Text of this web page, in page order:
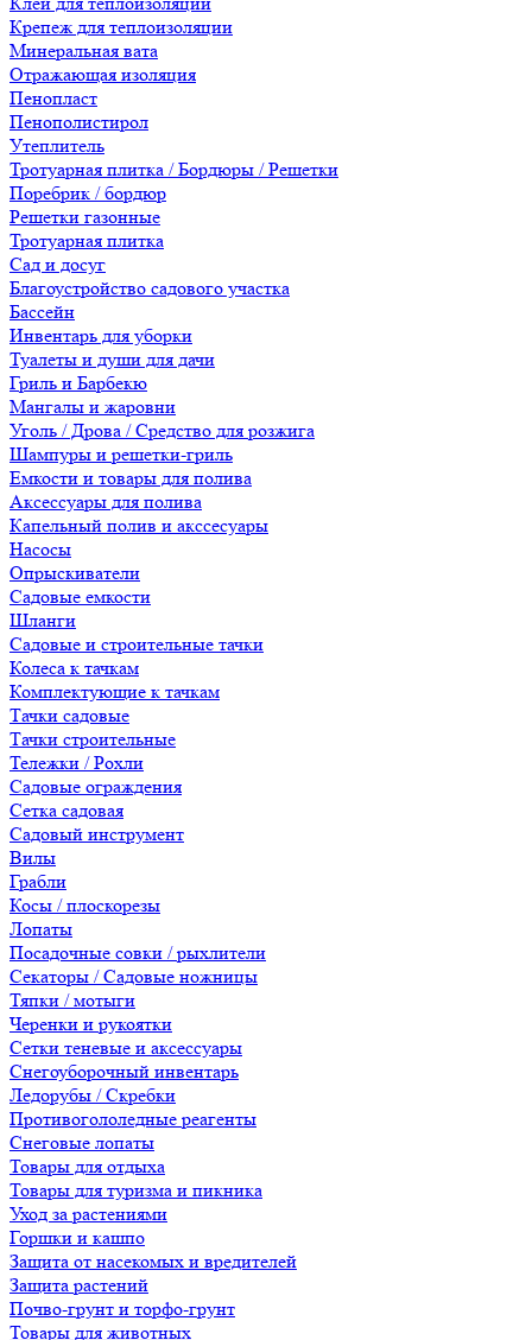
Крепеж для теплоизоляции
Минеральная вата
Отражающая изоляция
Пенопласт
Пенополистирол
Утеплитель
Тротуарная плитка / Бордюры / Решетки
Поребрик / бордюр
Решетки газонные
Тротуарная плитка
Сад и досуг
Благоустройство садового участка
Бассейн
Инвентарь для уборки
Туалеты и души для дачи
Гриль и Барбекю
Мангалы и жаровни
Уголь / Дрова / Средство для розжига
Шампуры и решетки-гриль
Емкости и товары для полива
Аксессуары для полива
Капельный полив и акссесуары
Насосы
Опрыскиватели
Садовые емкости
Шланги
Садовые и строительные тачки
Колеса к тачкам
Комплектующие к тачкам
Тачки садовые
Тачки строительные
Тележки / Рохли
Садовые ограждения
Сетка садовая
Садовый инструмент
Вилы
Грабли
Косы / плоскорезы
Лопаты
Посадочные совки / рыхлители
Секаторы / Садовые ножницы
Тяпки / мотыги
Черенки и рукоятки
Сетки теневые и аксессуары
Снегоуборочный инвентарь
Ледорубы / Скребки
Противогололедные реагенты
Снеговые лопаты
Товары для отдыха
Товары для туризма и пикника
Уход за растениями
Горшки и кашпо
Защита от насекомых и вредителей
Защита растений
Почво-грунт и торфо-грунт
Товары для животных